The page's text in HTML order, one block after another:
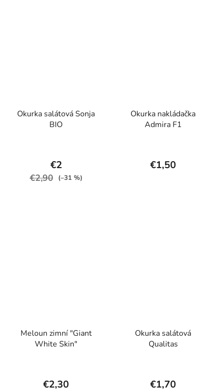
Okurka salátová Sonja
BIO
€2
€2,90 (–31 %)
Okurka nakládačka
Admira F1
€1,50
Meloun zimní "Giant
White Skin"
€2,30
Okurka salátová
Qualitas
€1,70